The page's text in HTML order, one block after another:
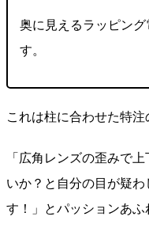
奥に見えるラッピン
す。
これは柱に合わせた特注
「広角レンズの歪みで
いか？と自分の目が疑
す！」とパッションあふ